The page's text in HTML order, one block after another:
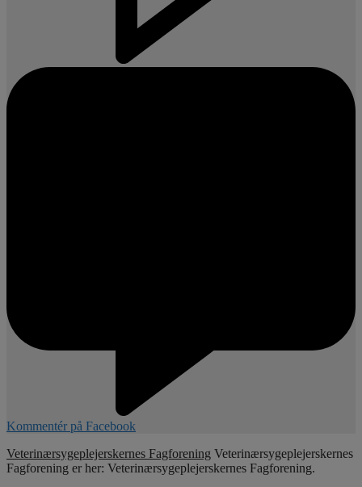
Kommentér på Facebook
Veterinærsygeplejerskernes Fagforening Veterinærsygeplejerskernes
Fagforening er her: Veterinærsygeplejerskernes Fagforening.